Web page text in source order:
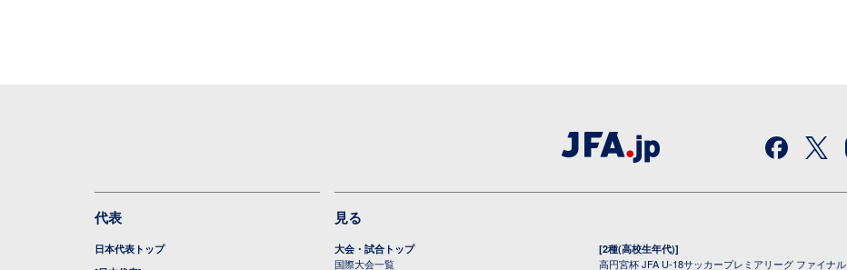
代表
日本代表トップ
見る
大会・試合トップ
国際大会一覧
[2種(高校生年代)]
高円宮杯 JFA U-18サッカープレミアリーグ ファイナル